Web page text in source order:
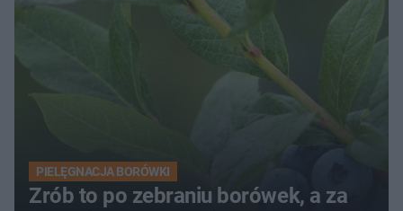
PIELĘGNACJA BORÓWKI
Zrób to po zebraniu borówek, a za